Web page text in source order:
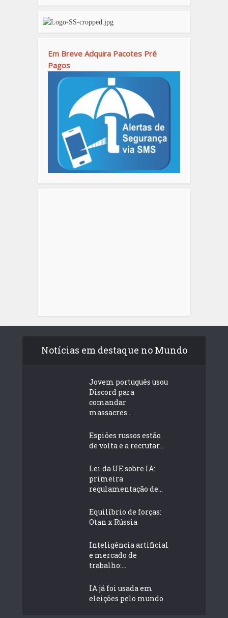
Em Breve Adquira Pacotes Pré
Pagos
Notícias em destaque no Mundo
Jovem português usou
Discord para
comandar
massacres...
Espiões russos estão
de volta e a recrutar...
Lei da UE sobre IA:
primeira
regulamentação de...
Equilíbrio de forças:
Otan x Rússia
Inteligência artificial
e mercado de
trabalho:...
IA já foi usada em
eleições pelo mundo